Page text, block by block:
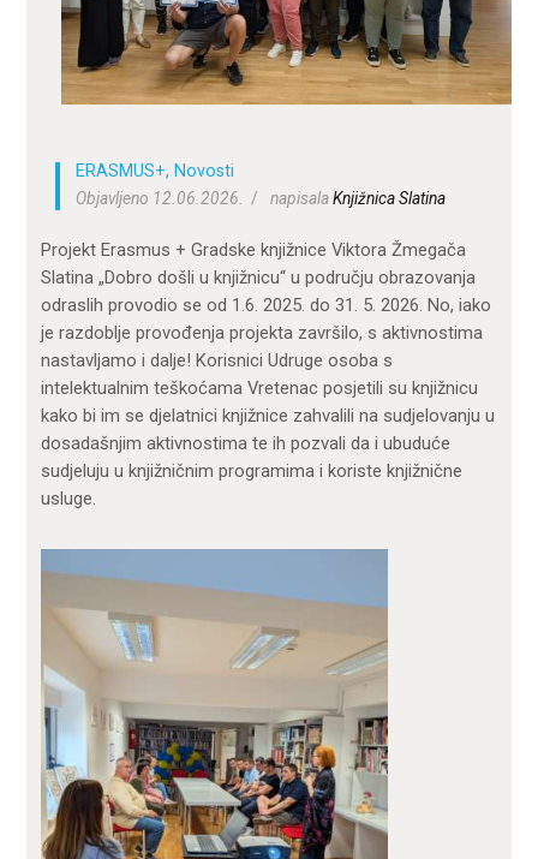
ODJELI
DOKUMENTI
ERASMUS+, Novosti
Objavljeno 12.06.2026.
napisalaKnjižnica Slatina
Projekt Erasmus + Gradske knjižnice Viktora Žmegača
Slatina „Dobro došli u knjižnicu“ u području obrazovanja
odraslih provodio se od 1.6. 2025. do 31. 5. 2026. No, iako
je razdoblje provođenja projekta završilo, s aktivnostima
nastavljamo i dalje! Korisnici Udruge osoba s
intelektualnim teškoćama Vretenac posjetili su knjižnicu
kako bi im se djelatnici knjižnice zahvalili na sudjelovanju u
dosadašnjim aktivnostima te ih pozvali da i ubuduće
sudjeluju u knjižničnim programima i koriste knjižnične
usluge.